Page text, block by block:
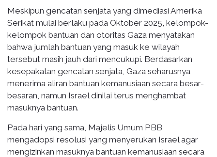
Meskipun gencatan senjata yang dimediasi Amerika
Serikat mulai berlaku pada Oktober 2025, kelompok-
kelompok bantuan dan otoritas Gaza menyatakan
bahwa jumlah bantuan yang masuk ke wilayah
tersebut masih jauh dari mencukupi. Berdasarkan
kesepakatan gencatan senjata, Gaza seharusnya
menerima aliran bantuan kemanusiaan secara besar-
besaran, namun Israel dinilai terus menghambat
masuknya bantuan.
Pada hari yang sama, Majelis Umum PBB
mengadopsi resolusi yang menyerukan Israel agar
mengizinkan masuknya bantuan kemanusiaan secara